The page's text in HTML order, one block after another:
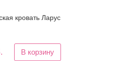
кровать Ларус
В корзину